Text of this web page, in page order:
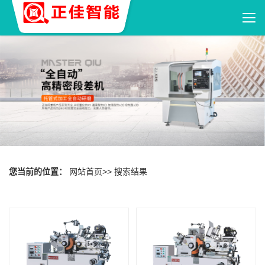
您当前的位置： 网站首页>> 搜索结果